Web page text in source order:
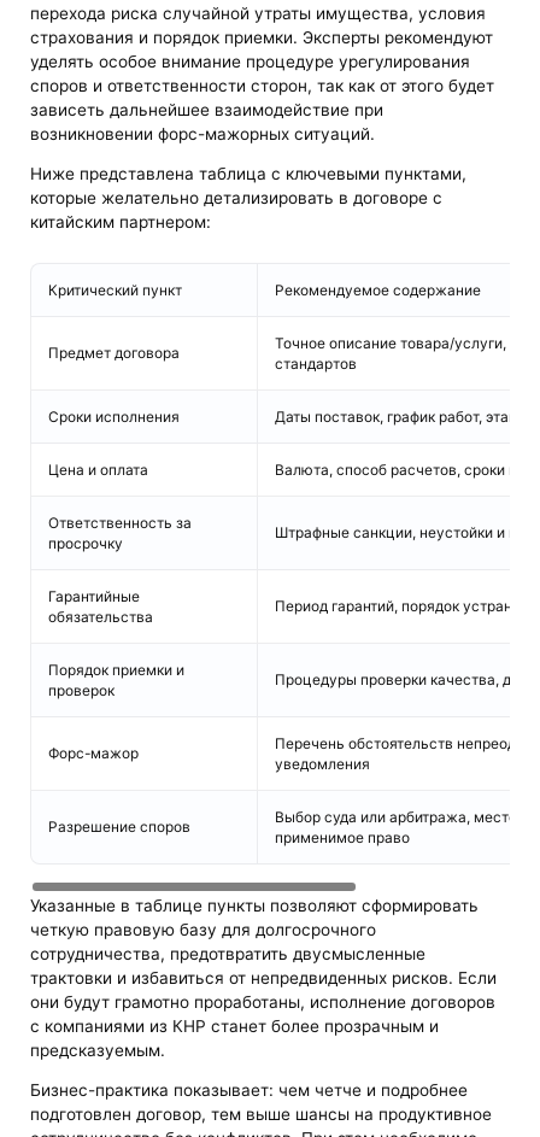
перехода риска случайной утраты имущества, условия
страхования и порядок приемки. Эксперты рекомендуют
уделять особое внимание процедуре урегулирования
споров и ответственности сторон, так как от этого будет
зависеть дальнейшее взаимодействие при
возникновении форс-мажорных ситуаций.
Ниже представлена таблица с ключевыми пунктами,
которые желательно детализировать в договоре с
китайским партнером:
Критический пункт Рекомендуемое содержание
Предмет договора
Точное описание товара/услуги,
стандартов
Сроки исполнения Даты поставок, график работ, этапы
Цена и оплата Валюта, способ расчетов, сроки и
Ответственность за
просрочку
Штрафные санкции, неустойки и
Гарантийные
обязательства
Период гарантий, порядок
Порядок приемки и
проверок
Процедуры проверки качества,
Форс-мажор
Перечень обстоятельств
уведомления
Разрешение споров
Выбор суда или арбитража, место
применимое право
Указанные в таблице пункты позволяют сформировать
четкую правовую базу для долгосрочного
сотрудничества, предотвратить двусмысленные
трактовки и избавиться от непредвиденных рисков. Если
они будут грамотно проработаны, исполнение договоров
с компаниями из КНР станет более прозрачным и
предсказуемым.
Бизнес-практика показывает: чем четче и подробнее
подготовлен договор, тем выше шансы на продуктивное